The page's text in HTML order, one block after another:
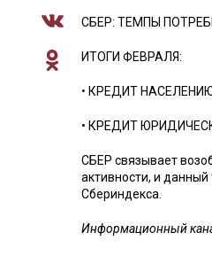
СБЕР: ТЕМПЫ
ИТОГИ ФЕВРАЛЯ:
• КРЕДИТ НАСЕЛЕНИЮ:
• КРЕДИТ
СБЕР связывает
активности, и
Сбериндекса.
Информационный